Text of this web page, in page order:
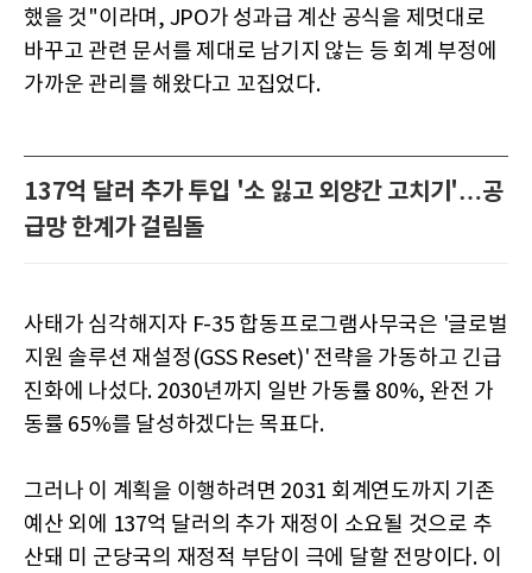
했을 것"이라며, JPO가 성과급 계산 공식을 제멋대로
바꾸고 관련 문서를 제대로 남기지 않는 등 회계 부정에
가까운 관리를 해왔다고 꼬집었다.
137억 달러 추가 투입 '소 잃고 외양간 고치기'…공
급망 한계가 걸림돌
사태가 심각해지자 F-35 합동프로그램사무국은 '글로벌
지원 솔루션 재설정(GSS Reset)' 전략을 가동하고 긴급
진화에 나섰다. 2030년까지 일반 가동률 80%, 완전 가
동률 65%를 달성하겠다는 목표다.
그러나 이 계획을 이행하려면 2031 회계연도까지 기존
예산 외에 137억 달러의 추가 재정이 소요될 것으로 추
산돼 미 군당국의 재정적 부담이 극에 달할 전망이다. 이